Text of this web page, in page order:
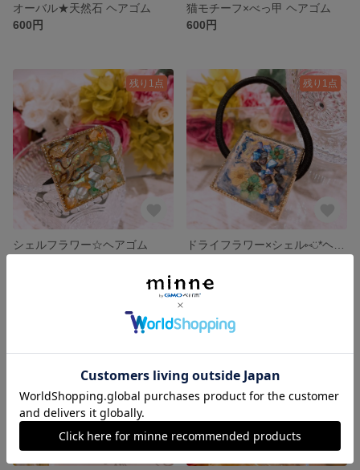
オーバル★天然石 ヘアゴム
600円
猫モチーフ×べっ甲 ヘアゴム
600円
残り1点
シェルフラワー☆ヘアゴム
残り1点
残り1点